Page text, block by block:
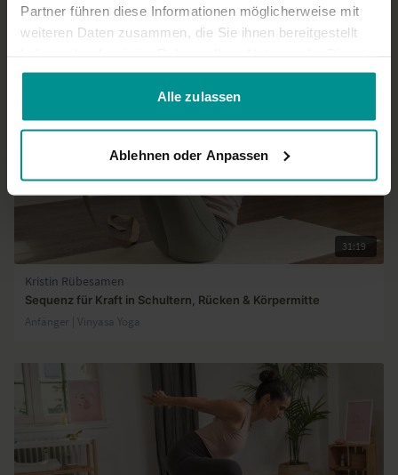
Partner führen diese Informationen möglicherweise mit
weiteren Daten zusammen, die Sie ihnen bereitgestellt
gesammelt haben.
Alle zulassen
Ablehnen oder Anpassen
Ähnliche Videos
31:19
Kristin Rübesamen
Sequenz für Kraft in Schultern, Rücken & Körpermitte
Anfänger | Vinyasa Yoga